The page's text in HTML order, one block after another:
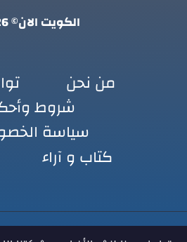
الكويت الان© 2026
من نحن
شروط
سياسة
كتاب و آراء